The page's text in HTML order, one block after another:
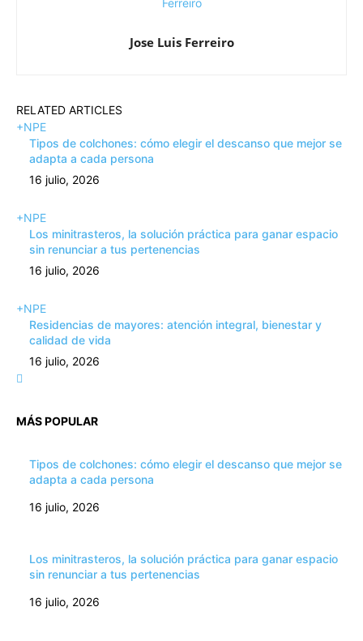
Jose Luis Ferreiro
RELATED ARTICLES
+NPE
Tipos de colchones: cómo elegir el descanso que mejor se
adapta a cada persona
16 julio, 2026
+NPE
Los minitrasteros, la solución práctica para ganar espacio
sin renunciar a tus pertenencias
16 julio, 2026
+NPE
Residencias de mayores: atención integral, bienestar y
calidad de vida
16 julio, 2026
MÁS POPULAR
Tipos de colchones: cómo elegir el descanso que mejor se
adapta a cada persona
16 julio, 2026
Los minitrasteros, la solución práctica para ganar espacio
sin renunciar a tus pertenencias
16 julio, 2026